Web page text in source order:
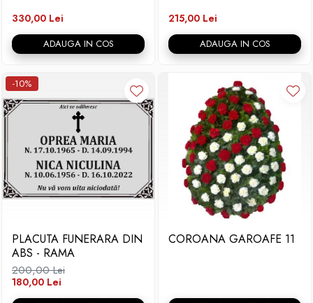
330,00 Lei
ADAUGA IN COS
215,00 Lei
ADAUGA IN COS
-10%
PLACUTA FUNERARA DIN
ABS - RAMA
200,00 Lei
180,00 Lei
COROANA GAROAFE 11